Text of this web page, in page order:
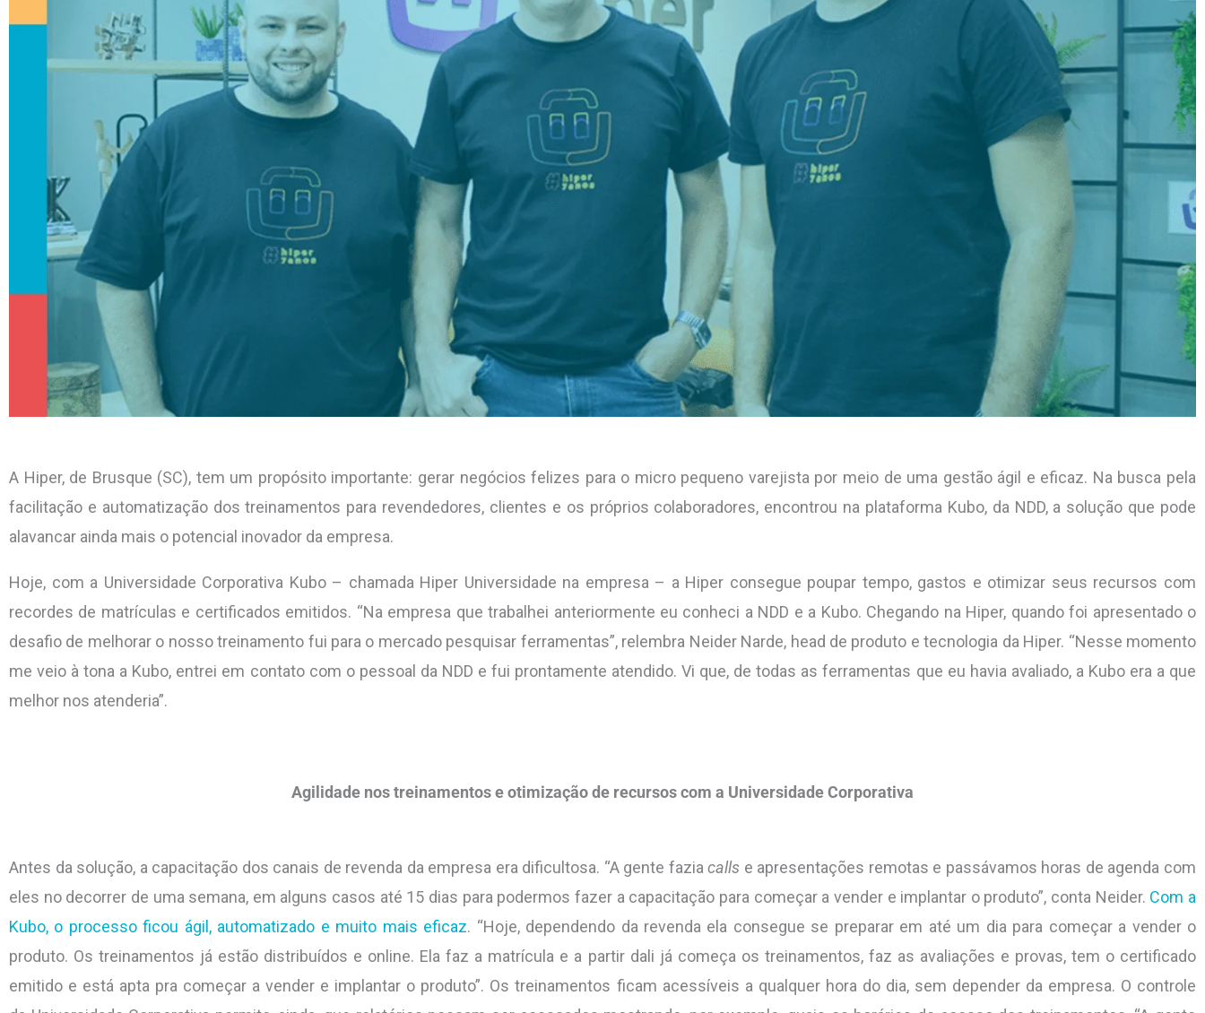
A Hiper, de Brusque (SC), tem um propósito importante: gerar negócios felizes para o micro pequeno varejista por meio de uma gestão ágil e eficaz. Na busca pela
facilitação e automatização dos treinamentos para revendedores, clientes e os próprios colaboradores, encontrou na plataforma Kubo, da NDD, a solução que pode
alavancar ainda mais o potencial inovador da empresa.
Hoje, com a Universidade Corporativa Kubo – chamada Hiper Universidade na empresa – a Hiper consegue poupar tempo, gastos e otimizar seus recursos com
recordes de matrículas e certificados emitidos. “Na empresa que trabalhei anteriormente eu conheci a NDD e a Kubo. Chegando na Hiper, quando foi apresentado o
desafio de melhorar o nosso treinamento fui para o mercado pesquisar ferramentas”, relembra Neider Narde, head de produto e tecnologia da Hiper. “Nesse momento
me veio à tona a Kubo, entrei em contato com o pessoal da NDD e fui prontamente atendido. Vi que, de todas as ferramentas que eu havia avaliado, a Kubo era a que
melhor nos atenderia”.
Agilidade nos treinamentos e otimização de recursos com a Universidade Corporativa
Antes da solução, a capacitação dos canais de revenda da empresa era dificultosa. “A gente faziacalls e apresentações remotas e passávamos horas de agenda com
eles no decorrer de uma semana, em alguns casos até 15 dias para podermos fazer a capacitação para começar a vender e implantar o produto”, conta Neider. Com a
Kubo, o processo ficou ágil, automatizado e muito mais eficaz. “Hoje, dependendo da revenda ela consegue se preparar em até um dia para começar a vender o
produto. Os treinamentos já estão distribuídos e online. Ela faz a matrícula e a partir dali já começa os treinamentos, faz as avaliações e provas, tem o certificado
emitido e está apta pra começar a vender e implantar o produto”. Os treinamentos ficam acessíveis a qualquer hora do dia, sem depender da empresa. O controle